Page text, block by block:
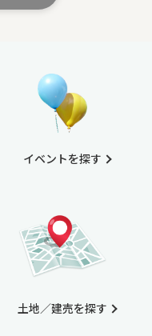
イベントを探す
土地／建売を探す